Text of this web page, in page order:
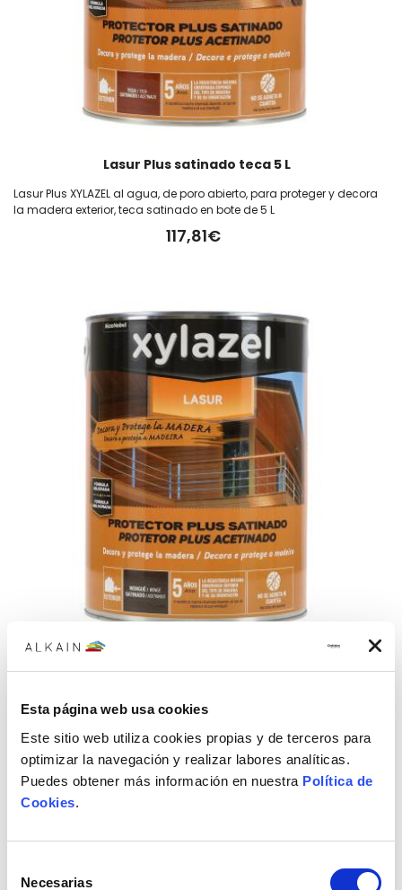
Esta página web usa cookies
Este sitio web utiliza cookies propias y de terceros para
optimizar la navegación y realizar labores analíticas.
Puedes obtener más información en nuestra Política de
Cookies.
Necesarias
Lasur Plus satinado teca 5 L
Lasur Plus XYLAZEL al agua, de poro abierto, para proteger y decora
la madera exterior, teca satinado en bote de 5 L
117,81€
Lasur Plus satinado wengué 5 L
la madera exterior, wengué satinado en bote de 5 L
117,81€